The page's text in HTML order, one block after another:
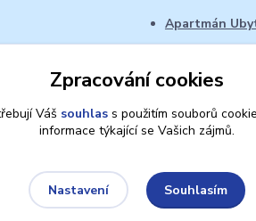
Apartmán
Zpracování cookies
Váš souhlass použitím souborů
informace týkající se Vašich zájmů.
Nastavení Souhlasím